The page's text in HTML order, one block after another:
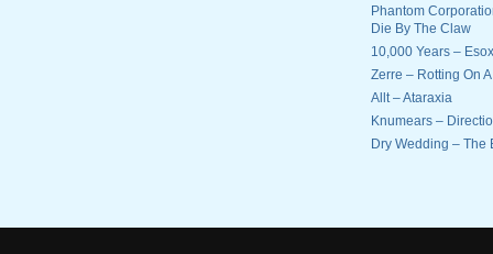
Phantom
Die By The Claw
10,000 Years –
Zerre – Rotting On
Allt – Ataraxia
Knumears –
Dry Wedding – The